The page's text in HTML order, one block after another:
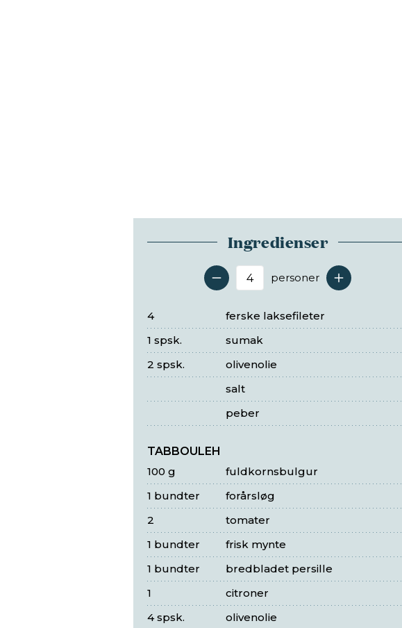
Ingredienser
Antal serveringer
personer
ferske laksefileter
4
sumak
1 spsk.
olivenolie
2 spsk.
salt
peber
TABBOULEH
fuldkornsbulgur
100 g
forårsløg
1 bundter
tomater
2
frisk mynte
1 bundter
bredbladet persille
1 bundter
citroner
1
olivenolie
4 spsk.